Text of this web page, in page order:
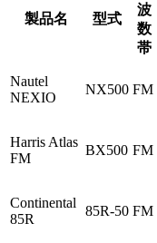
製品名 型式
波
数
帯
Nautel
NEXIO
NX500 FM
Harris Atlas
FM
BX500 FM
Continental
85R
85R-50 FM